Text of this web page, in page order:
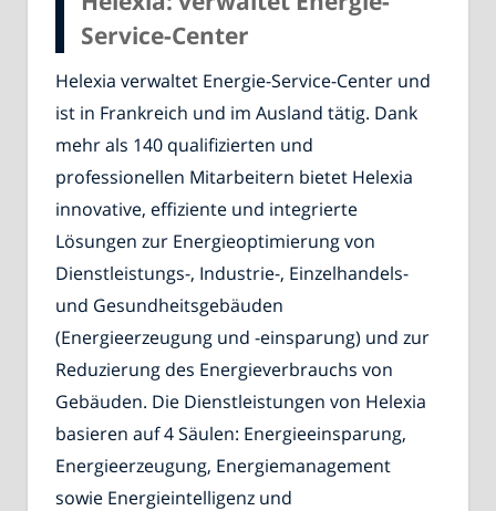
Service-Center
Helexia verwaltet Energie-Service-Center und
ist in Frankreich und im Ausland tätig. Dank
mehr als 140 qualifizierten und
professionellen Mitarbeitern bietet Helexia
innovative, effiziente und integrierte
Lösungen zur Energieoptimierung von
Dienstleistungs-, Industrie-, Einzelhandels-
und Gesundheitsgebäuden
(Energieerzeugung und -einsparung) und zur
Reduzierung des Energieverbrauchs von
Gebäuden. Die Dienstleistungen von Helexia
basieren auf 4 Säulen: Energieeinsparung,
Energieerzeugung, Energiemanagement
sowie Energieintelligenz und